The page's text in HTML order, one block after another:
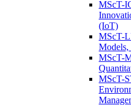
MScT-
(IoT)
MScT-
Models,
MScT-
MScT-